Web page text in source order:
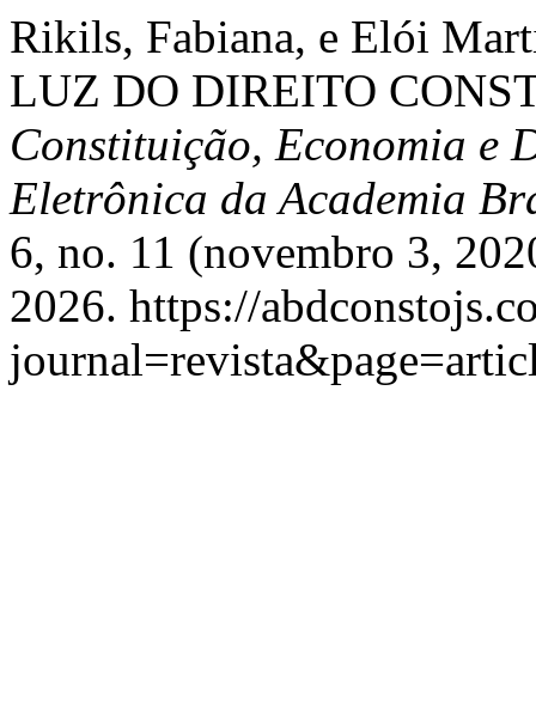
Rikils, Fabiana, e Elói
LUZ DO DIREITO
Constituição, Economia e
Eletrônica da Academia
6, no. 11 (novembro 3,
2026. https://